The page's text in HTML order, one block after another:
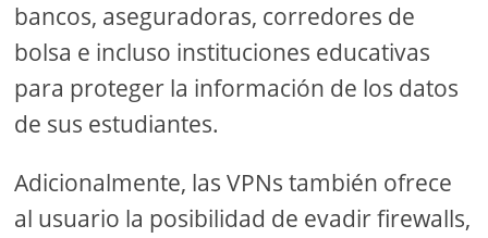
bancos, aseguradoras, corredores de
bolsa e incluso instituciones educativas
para proteger la información de los datos
de sus estudiantes.
Adicionalmente, las VPNs también ofrece
al usuario la posibilidad de evadir firewalls,